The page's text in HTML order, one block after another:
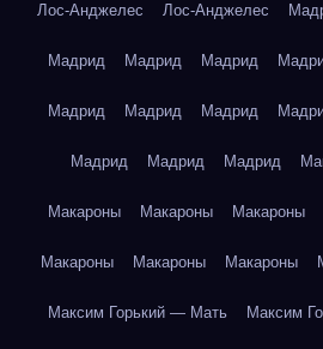
Лос-Анджелес Лос-Анджелес
Мадрид Мадрид Мадрид
Мадрид Мадрид Мадрид
Мадрид Мадрид Мадрид
Макароны Макароны Макароны
Макароны Макароны Макароны
Максим Горький — Мать Максим